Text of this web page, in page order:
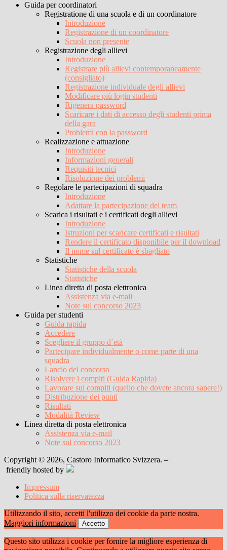
Guida per coordinatori
Registratione di una scuola e di un coordinatore
Introduzione
Registrazione di un coordinatore
Scuola non presente
Registrazione degli allievi
Introduzione
Registrare più allievi contemporaneamente
(consigliato)
Registrazione individuale degli allievi
Modificare più login studenti
Rigenera password
Scaricare i dati di accesso degli studenti prima
della gara
Problemi con la password
Realizzazione e attuazione
Introduzione
Informazioni generali
Requisiti tecnici
Risoluzione dei problemi
Regolare le partecipazioni di squadra
Introduzione
Adattare la partecipazione del team
Scarica i risultati e i certificati degli allievi
Introduzione
Istruzioni per scaricare certificati e risultati
Rendere il certificato disponibile per il download
Il nome sul certificato è sbagliato
Statistiche
Statistiche della scuola
Statistiche
Linea diretta di posta elettronica
Assistenza via e-mail
Note sul concorso 2023
Guida per studenti
Guida rapida
Accedere
Scegliere il gruppo d`età
Partecipare individualmente o come parte di una
squadra
Lancio del concorso
Risolvere i compiti (Guida Rapida)
Lavorare sui compiti (quello che dovete ancora sapere!)
Distribuzione dei punti
Risultati
Modalità Review
Linea diretta di posta elettronica
Assistenza via e-mail
Note sul concorso 2023
Copyright © 2026, Castoro Informatico Svizzera. –
friendly hosted by
Impressum
Politica sulla riservatezza
Utilizzando il sito, accetti l'utilizzo dei cookie da parte nostra.
Maggiori informazioni
Accetto
Questo sito utilizza i cookie per fornire la migliore esperienza di